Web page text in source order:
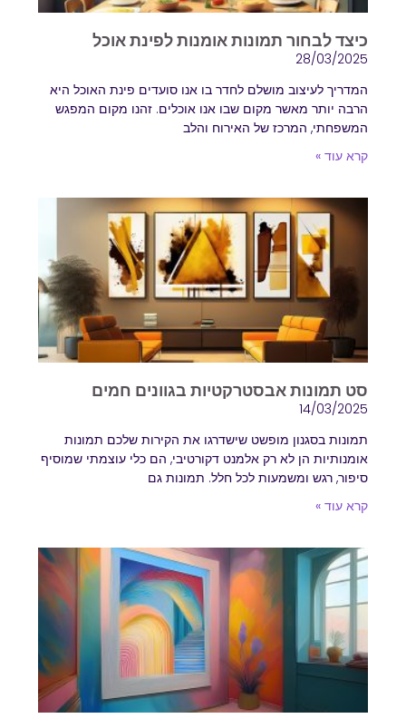
font_download סמן קישורים
לאפס
את
השארת משוב
כיצד לבחור תמונות אומנות לפינת אוכל
28/03/2025
המדריך לעיצוב מושלם לחדר בו אנו סועדים פינת האוכל היא
הרבה יותר מאשר מקום שבו אנו אוכלים. זהנו מקום המפגש
המשפחתי, המרכז של האירוח והלב
קרא עוד »
סט תמונות אבסטרקטיות בגוונים חמים
14/03/2025
תמונות בסגנון מופשט שישדרגו את הקירות שלכם תמונות
אומנותיות הן לא רק אלמנט דקורטיבי, הם כלי עוצמתי שמוסיף
סיפור, רגש ומשמעות לכל חלל. תמונות גם
קרא עוד »